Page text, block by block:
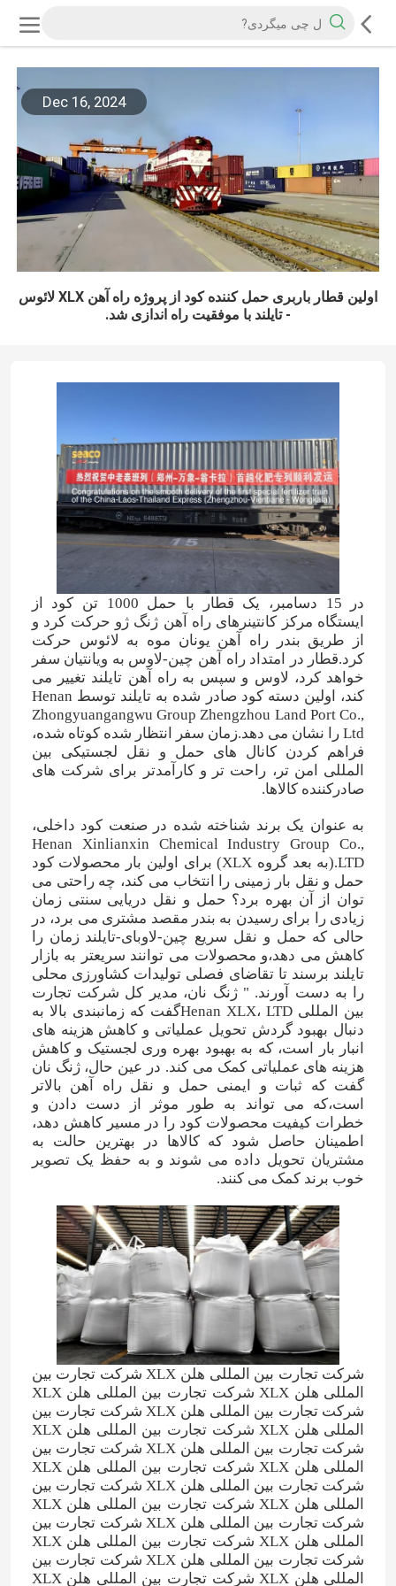
Dec 16, 2024
اولین قطار باربری حمل کننده کود از پروژه راه آهن XLX لائوس
- تایلند با موفقیت راه اندازی شد.
در 15 دسامبر، یک قطار با حمل 1000 تن کود از
ایستگاه مرکز کانتینرهای راه آهن ژنگ ژو حرکت کرد و
از طریق بندر راه آهن یونان موه به لائوس حرکت
کرد.قطار در امتداد راه آهن چين-لاوس به ويانتيان سفر
خواهد کرد، لاوس و سپس به راه آهن تایلند تغییر می
کند، اولین دسته کود صادر شده به تایلند توسط Henan
Zhongyuangangwu Group Zhengzhou Land Port Co.,
Ltd را نشان می دهد.زمان سفر انتظار شده کوتاه شده،
فراهم کردن کانال های حمل و نقل لجستیکی بین
المللی امن تر، راحت تر و کارآمدتر برای شرکت های
صادرکننده کالاها.
به عنوان یک برند شناخته شده در صنعت کود داخلی،
Henan Xinlianxin Chemical Industry Group Co.,
LTD.(به بعد گروه XLX) برای اولین بار محصولات کود
حمل و نقل بار زمینی را انتخاب می کند، چه راحتی می
توان از آن بهره برد؟ حمل و نقل دریایی سنتی زمان
زیادی را برای رسیدن به بندر مقصد مشتری می برد، در
حالی که حمل و نقل سریع چین-لاوبای-تایلند زمان را
کاهش می دهد،و محصولات می توانند سریعتر به بازار
تایلند برسند تا تقاضای فصلی تولیدات کشاورزی محلی
را به دست آورند. " ژنگ نان، مدیر کل شرکت تجارت
بین المللی Henan XLX، LTDگفت که زمانبندی بالا به
دنبال بهبود گردش تحویل عملیاتی و کاهش هزینه های
انبار بار است، که به بهبود بهره وری لجستیک و کاهش
هزینه های عملیاتی کمک می کند. در عین حال، ژنگ نان
گفت که ثبات و ایمنی حمل و نقل راه آهن بالاتر
است،که می تواند به طور موثر از دست دادن و
خطرات کیفیت محصولات کود را در مسیر کاهش دهد،
اطمینان حاصل شود که کالاها در بهترین حالت به
مشتریان تحویل داده می شوند و به حفظ یک تصویر
خوب برند کمک می کنند.
شرکت تجارت بین المللی هلن XLX شرکت تجارت بین
المللی هلن XLX شرکت تجارت بین المللی هلن XLX
شرکت تجارت بین المللی هلن XLX شرکت تجارت بین
المللی هلن XLX شرکت تجارت بین المللی هلن XLX
شرکت تجارت بین المللی هلن XLX شرکت تجارت بین
المللی هلن XLX شرکت تجارت بین المللی هلن XLX
شرکت تجارت بین المللی هلن XLX شرکت تجارت بین
المللی هلن XLX شرکت تجارت بین المللی هلن XLX
شرکت تجارت بین المللی هلن XLX شرکت تجارت بین
المللی هلن XLX شرکت تجارت بین المللی هلن XLX
شرکت تجارت بین المللی هلن XLX شرکت تجارت بین
المللی هلن XLX شرکت تجارت بین المللی هلن XLX